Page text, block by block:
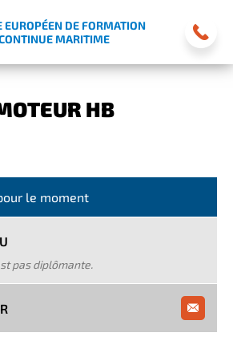
EUROPÉEN DE FORMATION
MARITIME
HB
le moment
pas diplômante.